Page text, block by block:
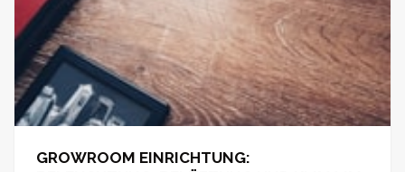
GROWROOM EINRICHTUNG: